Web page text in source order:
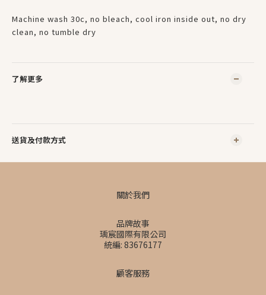
Machine wash 30c, no bleach, cool iron inside out, no dry
clean, no tumble dry
了解更多
送貨及付款方式
關於我們
品牌故事
瑀宸國際有限公司
統編: 83676177
顧客服務